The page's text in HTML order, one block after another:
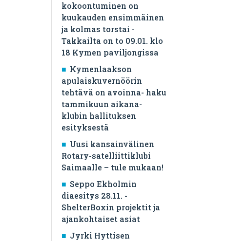
kokoontuminen on
kuukauden ensimmäinen
ja kolmas torstai -
Takkailta on to 09.01. klo
18 Kymen paviljongissa
Kymenlaakson
apulaiskuvernöörin
tehtävä on avoinna- haku
tammikuun aikana-
klubin hallituksen
esityksestä
Uusi kansainvälinen
Rotary-satelliittiklubi
Saimaalle – tule mukaan!
Seppo Ekholmin
diaesitys 28.11. -
ShelterBoxin projektit ja
ajankohtaiset asiat
Jyrki Hyttisen